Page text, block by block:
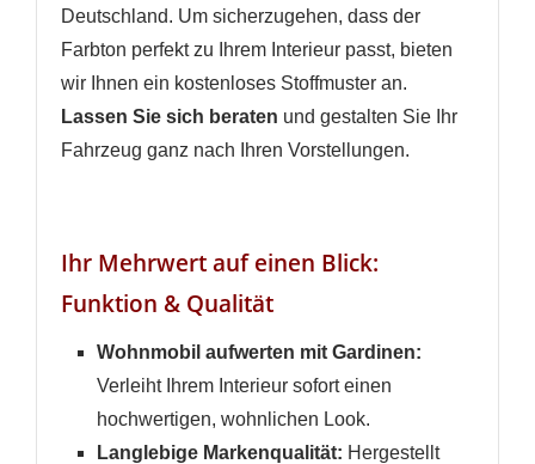
Deutschland. Um sicherzugehen, dass der
Farbton perfekt zu Ihrem Interieur passt, bieten
wir Ihnen ein kostenloses Stoffmuster an.
Lassen Sie sich beraten und gestalten Sie Ihr
Fahrzeug ganz nach Ihren Vorstellungen.
Ihr Mehrwert auf einen Blick:
Funktion & Qualität
Wohnmobil aufwerten mit Gardinen:
Verleiht Ihrem Interieur sofort einen
hochwertigen, wohnlichen Look.
Langlebige Markenqualität: Hergestellt
erstellen
Anmelden